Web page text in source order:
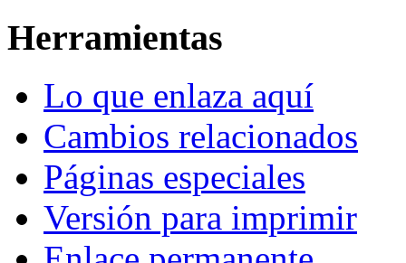
Herramientas
Lo que enlaza aquí
Cambios relacionados
Páginas especiales
Versión para imprimir